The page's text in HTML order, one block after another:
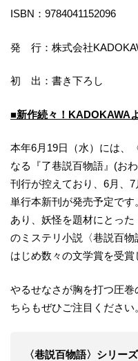
ISBN：9784041152096
発 行：株式会社
初 出：書き下ろし
■新作続々！KADOKAWA
本年6月19日（水）には、
なる『了巷説百物語』(お
刊行が控えており、6月、
単行本新刊が発売予定で
あり、妖怪を題材にとっ
のミステリ小説〈巷説百
はじめ数々の文学賞を受賞
やるせなさが胸を打つ圧
ちらもぜひご注目ください
〈巷説百物語〉シリー